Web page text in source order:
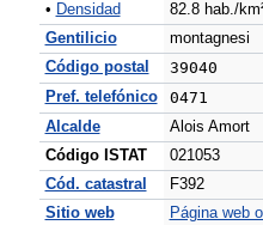
• Densidad
82.8 hab./
Gentilicio
montagnesi
Código postal
39040
Pref. telefónico 0471
Alcalde
Alois Amort
Código ISTAT
021053
Cód. catastral
F392
Sitio web
Página web